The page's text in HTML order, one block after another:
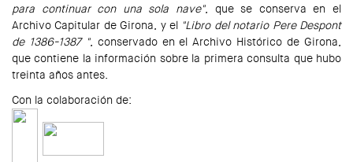
para continuar con una sola nave", que se conserva en el
Archivo Capitular de Girona, y el "Libro del notario Pere Despont
de 1386-1387 ", conservado en el Archivo Histórico de Girona,
que contiene la información sobre la primera consulta que hubo
treinta años antes.
Con la colaboración de: